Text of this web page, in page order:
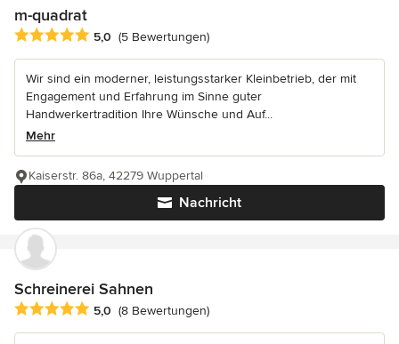
m-quadrat
Durchschnittliche Bewertung: 5 von 5 Sternen
5,0 (5 Bewertungen)
Wir sind ein moderner, leistungsstarker Kleinbetrieb, der mit
Engagement und Erfahrung im Sinne guter
Handwerkertradition Ihre Wünsche und Auf...
Mehr
Nachricht
Kaiserstr. 86a, 42279 Wuppertal
Schreinerei Sahnen
Durchschnittliche Bewertung: 5 von 5 Sternen
5,0 (8 Bewertungen)